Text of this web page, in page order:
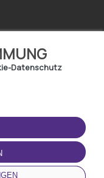
Datenschutz
SIE DIE APP